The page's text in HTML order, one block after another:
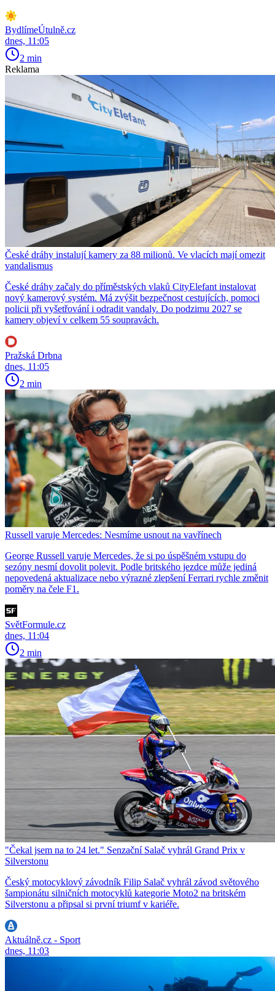
BydlímeÚtulně.cz
dnes, 11:05
2 min
Reklama
České dráhy instalují kamery za 88 milionů. Ve vlacích mají omezit
vandalismus
České dráhy začaly do příměstských vlaků CityElefant instalovat
nový kamerový systém. Má zvýšit bezpečnost cestujících, pomoci
policii při vyšetřování i odradit vandaly. Do podzimu 2027 se
kamery objeví v celkem 55 soupravách.
Pražská Drbna
dnes, 11:05
2 min
Russell varuje Mercedes: Nesmíme usnout na vavřínech
George Russell varuje Mercedes, že si po úspěšném vstupu do
sezóny nesmí dovolit polevit. Podle britského jezdce může jediná
nepovedená aktualizace nebo výrazné zlepšení Ferrari rychle změnit
poměry na čele F1.
SvětFormule.cz
dnes, 11:04
2 min
"Čekal jsem na to 24 let." Senzační Salač vyhrál Grand Prix v
Silverstonu
Český motocyklový závodník Filip Salač vyhrál závod světového
šampionátu silničních motocyklů kategorie Moto2 na britském
Silverstonu a připsal si první triumf v kariéře.
Aktuálně.cz - Sport
dnes, 11:03